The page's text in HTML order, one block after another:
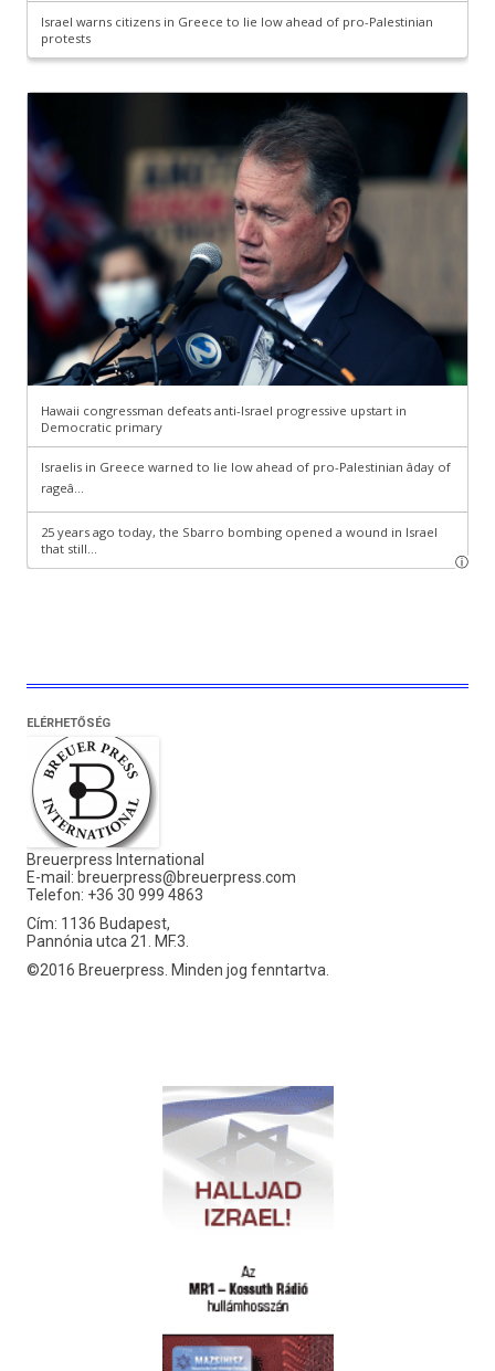
ELÉRHETŐSÉG
Breuerpress International
E-mail: breuerpress@breuerpress.com
Telefon: +36 30 999 4863
Cím: 1136 Budapest,
Pannónia utca 21. MF.3.
©2016 Breuerpress. Minden jog fenntartva.